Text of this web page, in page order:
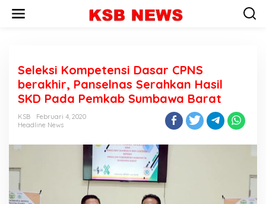
Seleksi Kompetensi Dasar CPNS
berakhir, Panselnas Serahkan Hasil
SKD Pada Pemkab Sumbawa Barat
KSB
Februari 4, 2020
Headline News